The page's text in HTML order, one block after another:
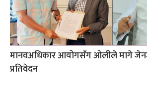
मानवअधिकार आयोगसँग ओलीले मागे
प्रतिवेदन